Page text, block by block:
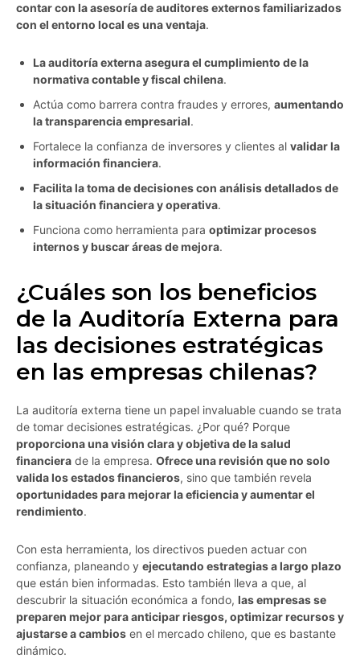
contar con la asesoría de auditores externos familiarizados
con el entorno local es una ventaja.
La auditoría externa asegura el cumplimiento de la
normativa contable y fiscal chilena.
Actúa como barrera contra fraudes y errores, aumentando
la transparencia empresarial.
Fortalece la confianza de inversores y clientes al validar la
información financiera.
Facilita la toma de decisiones con análisis detallados de
la situación financiera y operativa.
Funciona como herramienta para optimizar procesos
internos y buscar áreas de mejora.
¿Cuáles son los beneficios
de la Auditoría Externa para
las decisiones estratégicas
en las empresas chilenas?
La auditoría externa tiene un papel invaluable cuando se trata
de tomar decisiones estratégicas. ¿Por qué? Porque
proporciona una visión clara y objetiva de la salud
financiera de la empresa. Ofrece una revisión que no solo
valida los estados financieros, sino que también revela
oportunidades para mejorar la eficiencia y aumentar el
rendimiento.
Con esta herramienta, los directivos pueden actuar con
confianza, planeando y ejecutando estrategias a largo plazo
que están bien informadas. Esto también lleva a que, al
descubrir la situación económica a fondo, las empresas se
preparen mejor para anticipar riesgos, optimizar recursos y
ajustarse a cambios en el mercado chileno, que es bastante
dinámico.